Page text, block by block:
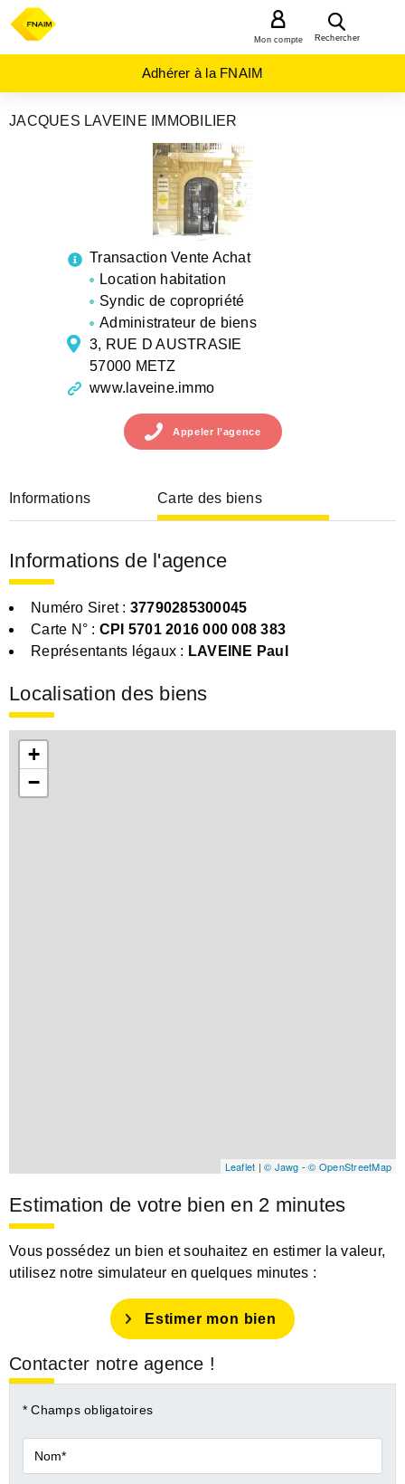
Rechercher
Mon compte
Adhérer à la FNAIM
AGENCES
JACQUES LAVEINE IMMOBILIER
Transaction Vente Achat
Location habitation
Syndic de copropriété
Administrateur de biens
3, RUE D AUSTRASIE
57000 METZ
www.laveine.immo
Appeler l’agence
Informations Carte des biens
Informations de l'agence
Numéro Siret : 37790285300045
Carte N° : CPI 5701 2016 000 008 383
Représentants légaux : LAVEINE Paul
Localisation des biens
+
−
Leaflet | © Jawg -© OpenStreetMap
Estimation de votre bien en 2 minutes
Vous possédez un bien et souhaitez en estimer la valeur,
utilisez notre simulateur en quelques minutes :
Estimer mon bien
Contacter notre agence !
* Champs obligatoires
Nom*